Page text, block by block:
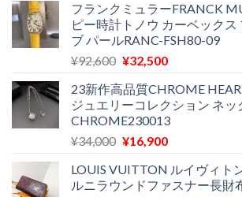
価
格
は
¥24,200
し
た。
の
価
格
は
で
す。
フランクミュラーFRANCK
ピー時計トノウ カーベックス
ブ パールRANC-FSH80-09
¥92,600 元
価
格
は
¥92,600
し
た。
¥32,500現
の
価
格
は
で
す。
23新作高品質CHROME
ジュエリーコレクション ネッ
CHROME230013
¥34,000 元
価
格
¥16,900現
の
価
LOUIS VUITTON ルイヴィト
ルニラウンドファスナー長財